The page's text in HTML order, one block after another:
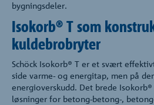
bygningsdeler.
Isokorb® T som
kuldebrobryter
Schöck Isokorb® T er et svært
side varme- og energitap, men på
energioverskudd. Det brede
løsninger for betong-betong-,